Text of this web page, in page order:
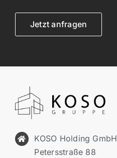
Jetzt anfragen
KOSO Holding GmbH
Petersstraße 88